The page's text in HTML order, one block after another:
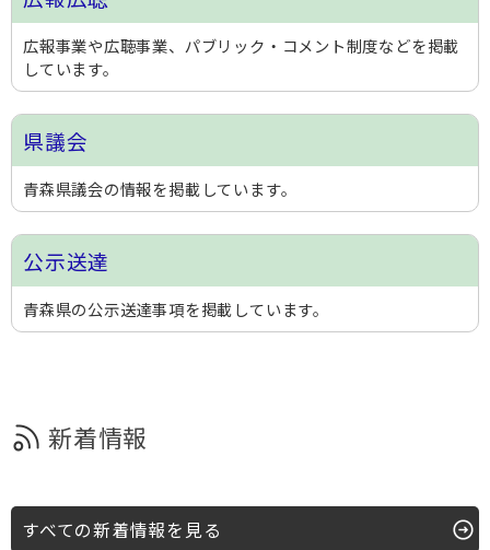
広報事業や広聴事業、パブリック・コメント制度などを掲載
しています。
県議会
青森県議会の情報を掲載しています。
公示送達
青森県の公示送達事項を掲載しています。
新着情報
すべての新着情報を見る